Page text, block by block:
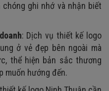
ghi nhớ và nhận biết
: Dịch vụ thiết kế logo
ở vẻ đẹp bên ngoài mà
thể hiện bản sắc thương
muốn hướng đến.